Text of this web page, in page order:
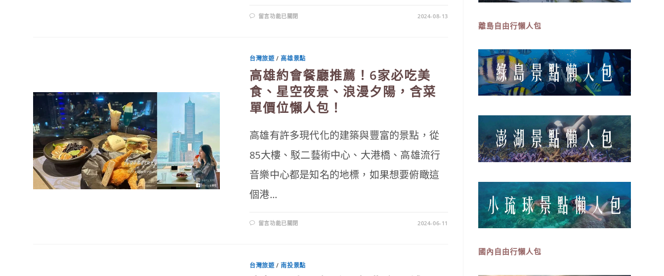
中
在
〈桃
薦，
夢
水
母
牆、
企
鵝
溜
滑
水
族
10
大
必
看
攻
略！〉
中
留言功能已關閉 2024-08-13
台灣旅遊/高雄景點
高雄約會餐廳推薦！6家必吃美
食、星空夜景、浪漫夕陽，含菜
單價位懶人包！
高雄有許多現代化的建築與豐富的景點，從
85大樓、駁二藝術中心、大港橋、高雄流行
音樂中心都是知名的地標，如果想要俯瞰這
個港...
在
〈高
廳
推
薦！
留言功能已關閉 2024-06-11
台灣旅遊/南投景點
離島自由行懶人包
國內自由行懶人包